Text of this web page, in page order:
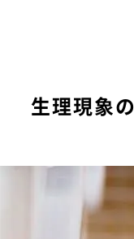
生理現象